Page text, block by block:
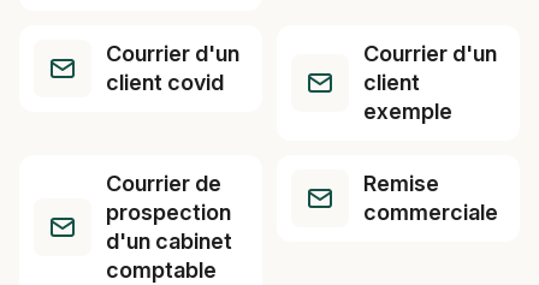
Courrier d'un
client covid
Courrier d'un
client
exemple
Courrier de
prospection
d'un cabinet
comptable
Remise
commerciale